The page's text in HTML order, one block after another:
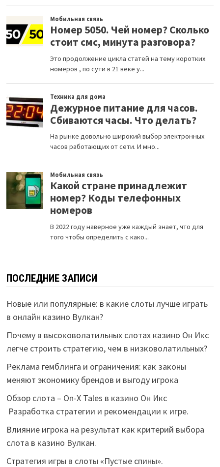
ПОСЛЕДНИЕ ЗАПИСИ
Новые или популярные: в какие слоты лучше играть
в онлайн казино Вулкан?
Почему в высоковолатильных слотах казино Он Икс
легче строить стратегию, чем в низковолатильных?
Реклама гемблинга и ограничения: как законы
меняют экономику брендов и выгоду игрока
Обзор слота – On-X Tales в казино Он Икс
Разработка стратегии и рекомендации к игре.
Влияние игрока на результат как критерий выбора
слота в казино Вулкан.
Стратегия игры в слоты «Пустые спины».